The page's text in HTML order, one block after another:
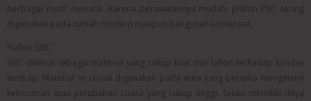
berbagai motif menarik. Karena perawatannya mudah, plafon PVC sering
digunakan pada rumah modern maupun bangunan komersial.
Plafon GRC
GRC dikenal sebagai material yang cukup kuat dan tahan terhadap kondisi
lembap. Material ini cocok digunakan pada area yang berisiko mengalami
kebocoran atau perubahan cuaca yang cukup tinggi. Selain memiliki daya